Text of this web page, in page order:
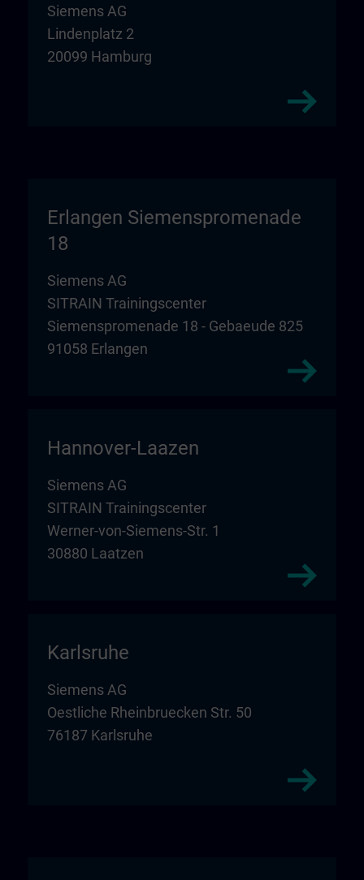
Siemens AG
Lindenplatz 2
20099 Hamburg
Erlangen Siemenspromenade
18
Siemens AG
SITRAIN Trainingscenter
Siemenspromenade 18 - Gebaeude 825
91058 Erlangen
Hannover-Laazen
Siemens AG
SITRAIN Trainingscenter
Werner-von-Siemens-Str. 1
30880 Laatzen
Karlsruhe
Siemens AG
Oestliche Rheinbruecken Str. 50
76187 Karlsruhe